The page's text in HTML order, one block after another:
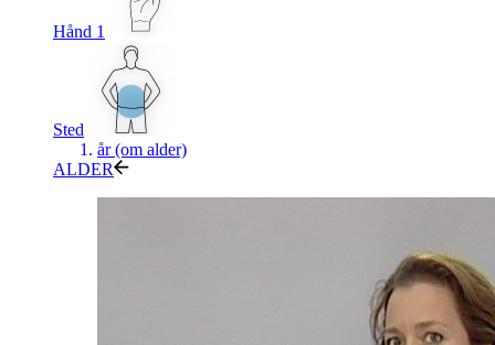
Hånd 1
Sted
år (om alder)
ALDER